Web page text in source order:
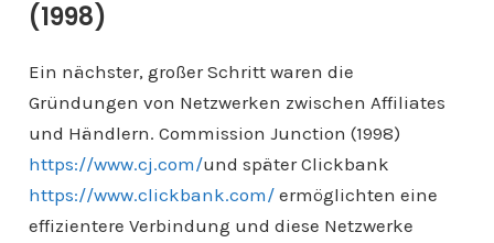
(1998)
Ein nächster, großer Schritt waren die
Gründungen von Netzwerken zwischen Affiliates
und Händlern. Commission Junction (1998)
https://www.cj.com/und später Clickbank
https://www.clickbank.com/ermöglichten eine
effizientere Verbindung und diese Netzwerke